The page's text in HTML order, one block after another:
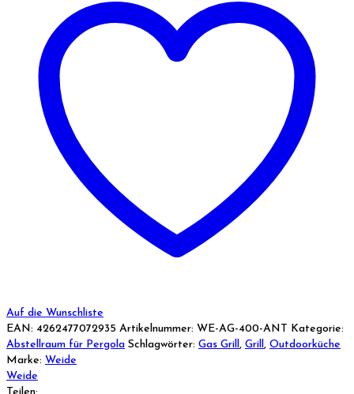
Auf die Wunschliste
EAN: 4262477072935 Artikelnummer: WE-AG-400-ANT Kategorie:
Abstellraum für Pergola Schlagwörter: Gas Grill , Grill , Outdoorküche
Marke: Weide
Weide